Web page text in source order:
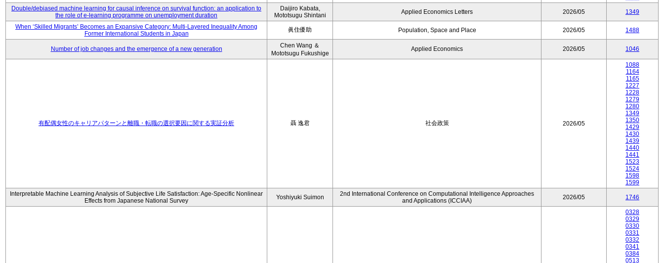
Double/debiased machine learning for causal inference on survival function: an application to
the role of e-learning programme on unemployment duration
Daijiro Kabata,
Mototsugu Shintani
Applied Economics Letters 2026/05 1349
When ‘Skilled Migrants’ Becomes an Expansive Category: Multi-Layered Inequality Among
Former International Students in Japan
眞住優助 Population, Space and Place 2026/05 1488
Number of job changes and the emergence of a new generation
Chen Wang ＆
Mototsugu Fukushige
Applied Economics 2026/05 1046
有配偶女性のキャリアパターンと離職・転職の選択要因に関する実証分析 聶 逸君 社会政策 2026/05
1088
1164
1165
1227
1228
1279
1280
1349
1350
1429
1430
1439
1440
1441
1523
1524
1598
1599
Interpretable Machine Learning Analysis of Subjective Life Satisfaction: Age-Specific Nonlinear
Effects from Japanese National Survey
Yoshiyuki Suimon
2nd International Conference on Computational Intelligence Approaches
and Applications (ICCIAA)
2026/05 1746
0328
0329
0330
0331
0332
0341
0384
0513